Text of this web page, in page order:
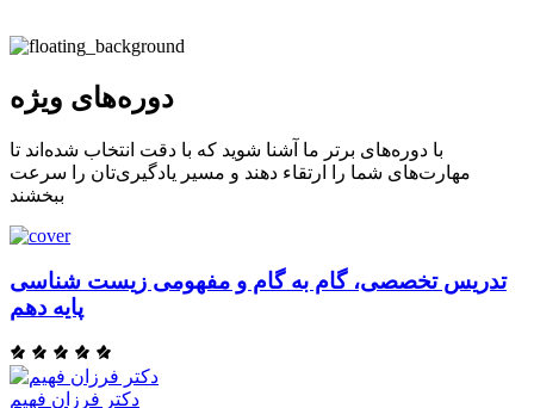
دوره‌های ویژه
با دوره‌های برتر ما آشنا شوید که با دقت انتخاب شده‌اند تا
مهارت‌های شما را ارتقاء دهند و مسیر یادگیری‌تان را سرعت
ببخشند
تدریس تخصصی، گام به گام و مفهومی زیست شناسی
پایه دهم
دکتر فرزان فهیم